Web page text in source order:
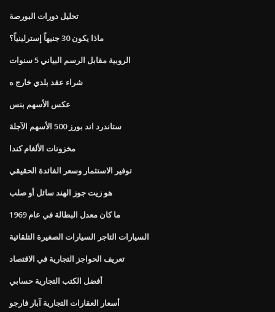
تحليل دورات البورصة
ماذا يكون 30 جنيهاً إسترلينياً؟
الروبية مقابل الرسم البياني 5 سنوات
شراء عقد بلدي خارج ه
عكس الأسهم بنس
ستاندرد اند بورز 500 الأسهم الآجلة
مخزونات الألغام كندا
توفير الاستثمار وسعر الفائدة الحقيقي
هو زيت جوز الهند سائل أو صلب
ما كان معدل البطالة في عام 1969
السيارات التاجر السيارات الصغيرة التلقائية
تعريف الحواجز التجارية في الاقتصاد
أفضل الكتب التجارية حسابي
أسعار العقارات التجارية آبار فارجو